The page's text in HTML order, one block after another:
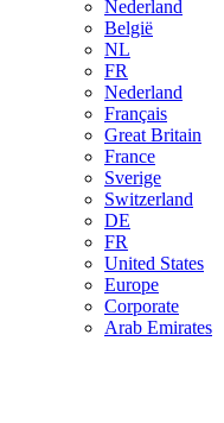
Nederland
België
NL
FR
Nederland
Français
Great Britain
France
Sverige
Switzerland
DE
FR
United States
Europe
Corporate
Arab Emirates